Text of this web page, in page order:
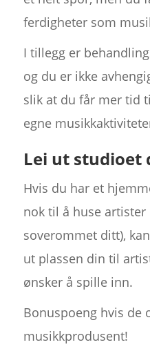
ferdigheter som
I tillegg er
og du er ikke
slik at du får mer tid
egne
Lei ut studioet
Hvis du har et
nok til å huse artister
soverommet ditt),
ut plassen din til
ønsker å spille inn.
Bonuspoeng hvis de
musikkprodusent!